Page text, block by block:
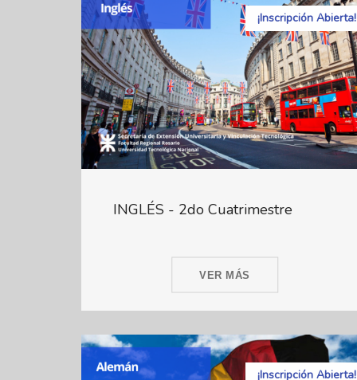
¡Inscripción Abierta!
INGLÉS - 2do Cuatrimestre
VER MÁS
¡Inscripción Abierta!